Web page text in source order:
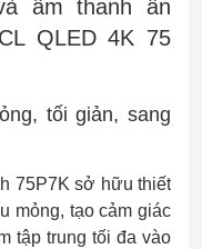
âm thanh ấn
QLED 4K 75
tối giản, sang
75P7K sở hữu thiết
mỏng, tạo cảm giác
tập trung tối đa vào